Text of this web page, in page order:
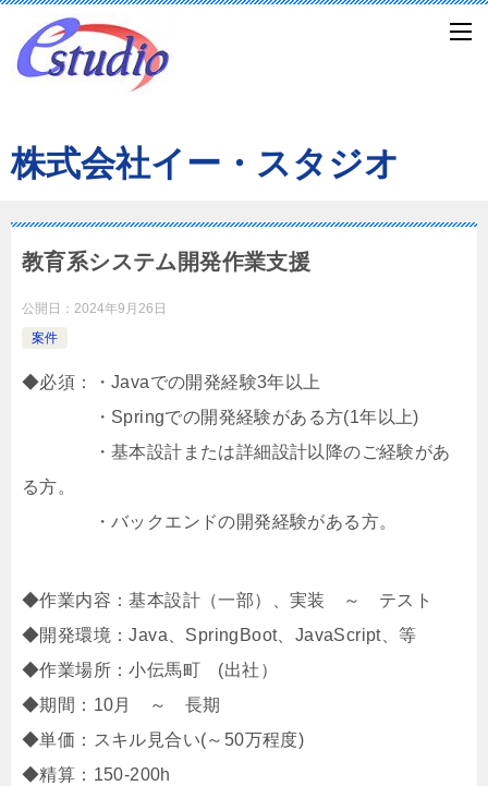
株式会社イー・スタジオ
教育系システム開発作業支援
公開日： 2024年9月26日
案件
◆必須：・Javaでの開発経験3年以上
・Springでの開発経験がある方(1年以上)
・基本設計または詳細設計以降のご経験があ
る方。
・バックエンドの開発経験がある方。
◆作業内容：基本設計（一部）、実装 ～ テスト
◆開発環境：Java、SpringBoot、JavaScript、等
◆作業場所：小伝馬町 (出社）
◆期間：10月 ～ 長期
◆単価：スキル見合い(～50万程度)
◆精算：150-200h